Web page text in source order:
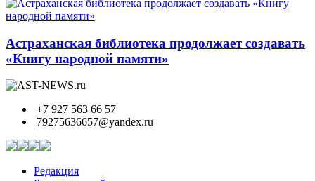
Астраханская библиотека продолжает создавать
«Книгу народной памяти»
+7 927 563 66 57
79275636657@yandex.ru
Редакция